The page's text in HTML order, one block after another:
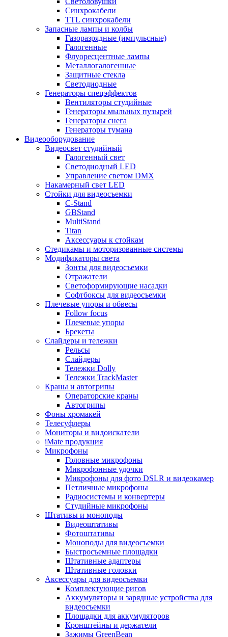
Синхрокабели
TTL синхрокабели
Запасные лампы и колбы
Газоразрядные (импульсные)
Галогенные
Флуоресцентные лампы
Металлогалогенные
Защитные стекла
Светодиодные
Генераторы спецэффектов
Вентиляторы студийные
Генераторы мыльных пузырей
Генераторы снега
Генераторы тумана
Видеооборудование
Видеосвет студийный
Галогенный свет
Светодиодный LED
Управление светом DMX
Накамерный свет LED
Стойки для видеосъемки
C-Stand
GBStand
MultiStand
Titan
Аксессуары к стойкам
Стедикамы и моторизованные системы
Модификаторы света
Зонты для видеосъемки
Отражатели
Светоформирующие насадки
Софтбоксы для видеосъемки
Плечевые упоры и обвесы
Follow focus
Плечевые упоры
Брекеты
Слайдеры и тележки
Рельсы
Слайдеры
Тележки Dolly
Тележки TrackMaster
Краны и автогрипы
Операторские краны
Автогрипы
Фоны хромакей
Телесуфлеры
Мониторы и видоискатели
iMate продукция
Микрофоны
Головные микрофоны
Микрофонные удочки
Микрофоны для фото DSLR и видеокамер
Петличные микрофоны
Радиосистемы и конвертеры
Студийные микрофоны
Штативы и моноподы
Видеоштативы
Фотоштативы
Моноподы для видеосъемки
Быстросъемные площадки
Штативные адаптеры
Штативные головки
Аксессуары для видеосъемки
Комплектующие ригов
Аккумуляторы и зарядные устройства для
видеосъемки
Площадки для аккумуляторов
Кронштейны и держатели
Зажимы GreenBean